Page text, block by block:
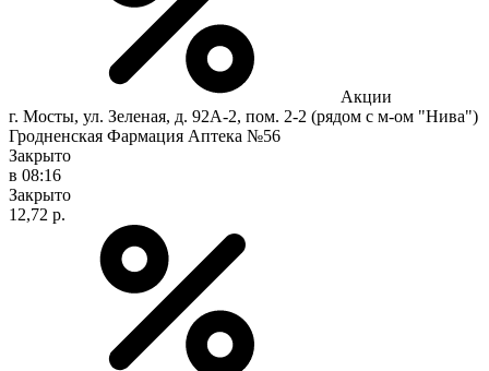
Акции
г. Мосты, ул. Зеленая, д. 92А-2, пом. 2-2 (рядом с м-ом "Нива")
Гродненская Фармация Аптека №56
Закрыто
в 08:16
Закрыто
12,72 р.